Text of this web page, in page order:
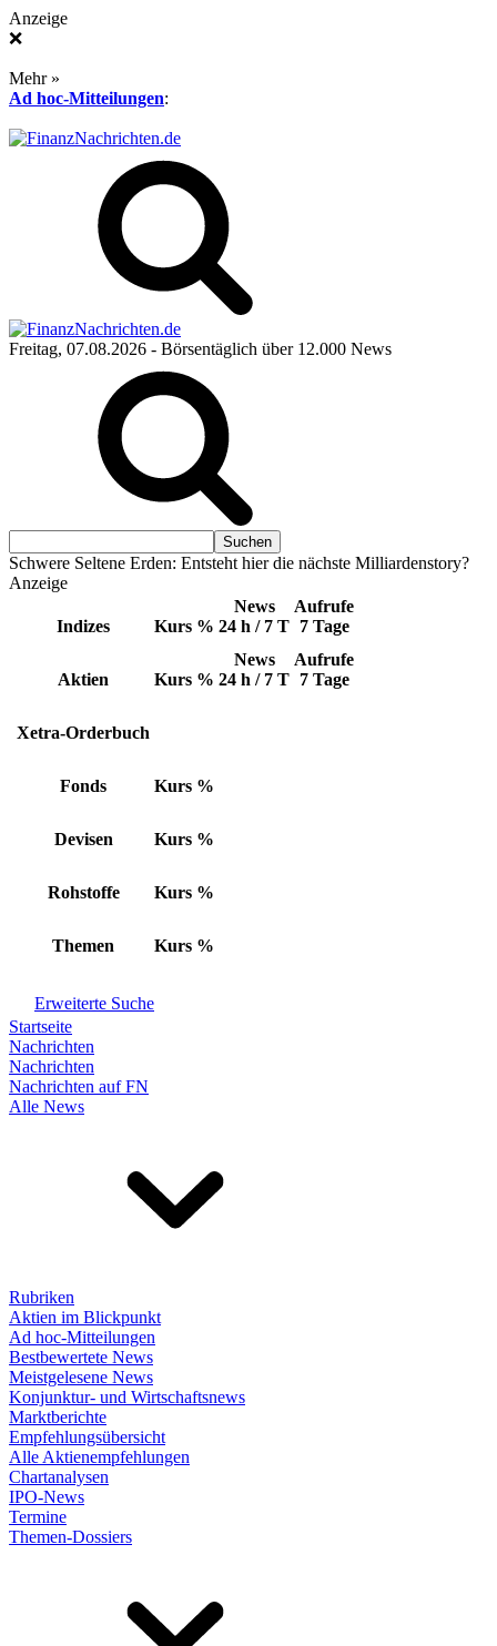
Anzeige
❌
Mehr »
Ad hoc-Mitteilungen:
Freitag, 07.08.2026 - Börsentäglich über 12.000 News
Schwere Seltene Erden: Entsteht hier die nächste Milliardenstory?
Anzeige
Indizes Kurs %
News
24 h / 7 T
Aufrufe
7 Tage
Aktien Kurs %
News
24 h / 7 T
Aufrufe
7 Tage
Xetra-Orderbuch
Fonds Kurs %
Devisen Kurs %
Rohstoffe Kurs %
Themen Kurs %
Erweiterte Suche
Startseite
Nachrichten
Nachrichten
Nachrichten auf FN
Alle News
Rubriken
Aktien im Blickpunkt
Ad hoc-Mitteilungen
Bestbewertete News
Meistgelesene News
Konjunktur- und Wirtschaftsnews
Marktberichte
Empfehlungsübersicht
Alle Aktienempfehlungen
Chartanalysen
IPO-News
Termine
Themen-Dossiers